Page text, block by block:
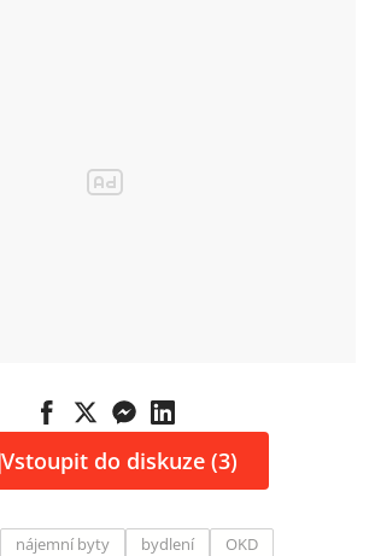
Vstoupit do diskuze (3)
nájemní byty bydlení
OKD